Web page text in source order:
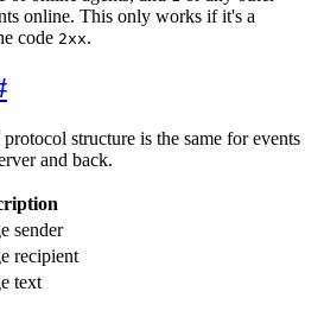
online. This only works if it's a
code 2xx.
structure is the same for events
and back.
sender
recipient
text